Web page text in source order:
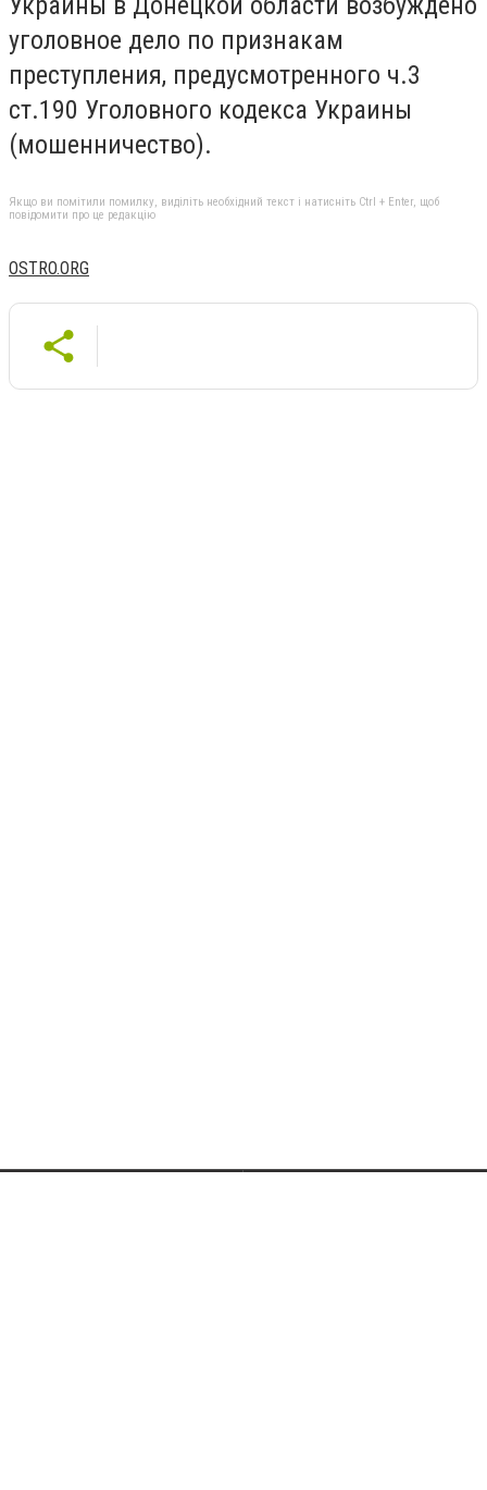
уголовное дело по признакам
преступления, предусмотренного ч.3
ст.190 Уголовного кодекса Украины
(мошенничество).
Якщо ви помітили помилку, виділіть необхідний текст і натисніть Ctrl + Enter, щоб
повідомити про це редакцію
OSTRO.ORG